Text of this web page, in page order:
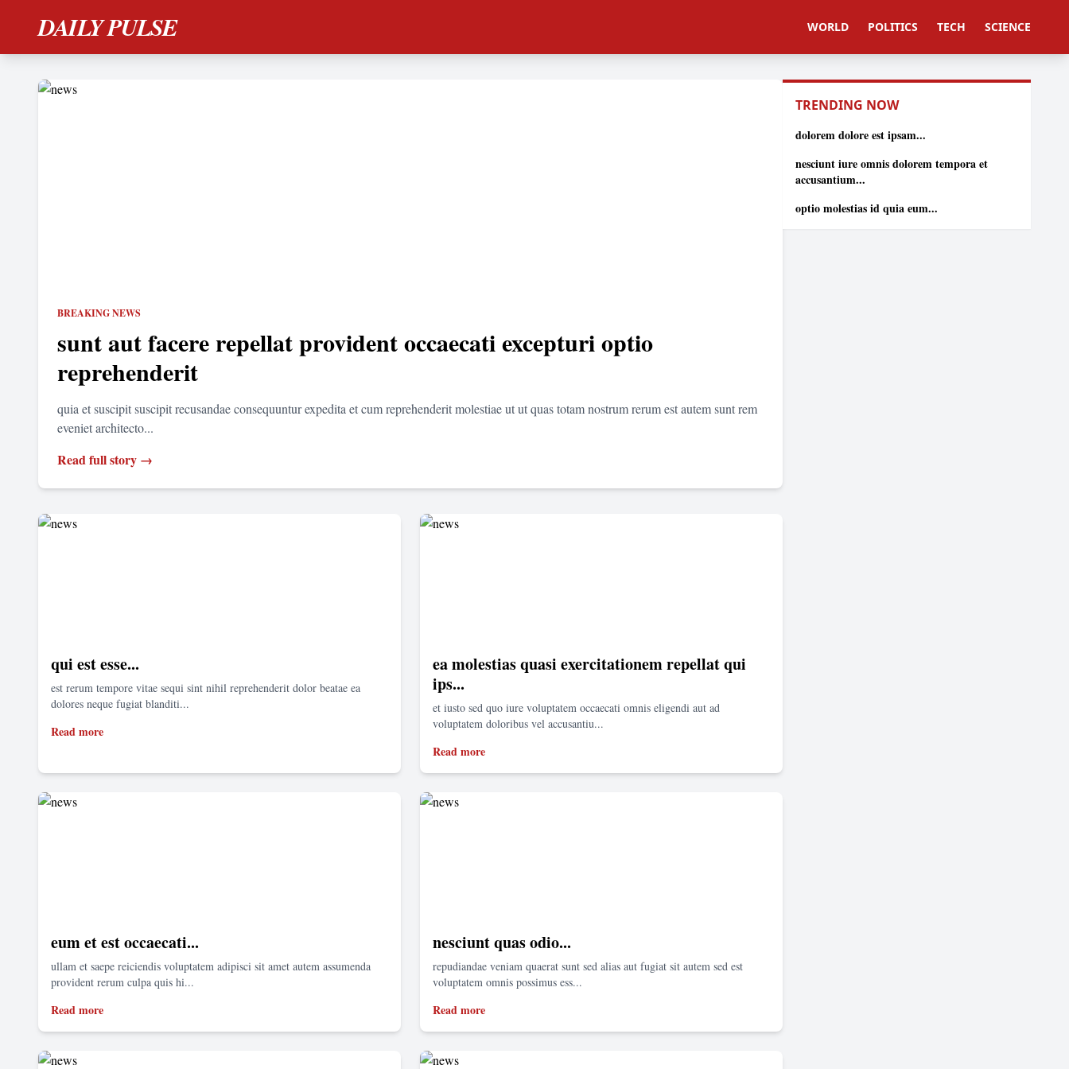
DAILY PULSE WORLD POLITICS TECH SCIENCE
BREAKING NEWS
sunt aut facere repellat provident occaecati excepturi optio
reprehenderit
quia et suscipit suscipit recusandae consequuntur expedita et cum reprehenderit molestiae ut ut quas totam nostrum rerum est autem sunt rem
eveniet architecto...
Read full story →
qui est esse...
est rerum tempore vitae sequi sint nihil reprehenderit dolor beatae ea
dolores neque fugiat blanditi...
Read more
ea molestias quasi exercitationem repellat qui
ips...
et iusto sed quo iure voluptatem occaecati omnis eligendi aut ad
voluptatem doloribus vel accusantiu...
Read more
eum et est occaecati...
ullam et saepe reiciendis voluptatem adipisci sit amet autem assumenda
provident rerum culpa quis hi...
Read more
nesciunt quas odio...
repudiandae veniam quaerat sunt sed alias aut fugiat sit autem sed est
voluptatem omnis possimus ess...
Read more
TRENDING NOW
dolorem dolore est ipsam...
nesciunt iure omnis dolorem tempora et
accusantium...
optio molestias id quia eum...